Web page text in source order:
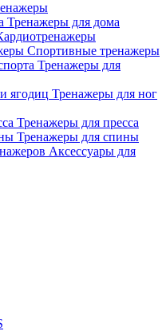
Тренажеры для дома
Спортивные тренажеры
Тренажеры для
Тренажеры для ног
Тренажеры для пресса
Тренажеры для спины
Аксессуары для